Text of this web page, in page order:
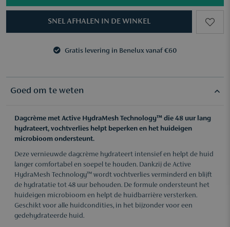
SNEL AFHALEN IN DE WINKEL
Gratis levering in Benelux vanaf €60
Goed om te weten
Dagcrème met Active HydraMesh Technology™ die 48 uur lang
hydrateert, vochtverlies helpt beperken en het huideigen
microbioom ondersteunt.
Deze vernieuwde dagcrème hydrateert intensief en helpt de huid
langer comfortabel en soepel te houden. Dankzij de Active
HydraMesh Technology™ wordt vochtverlies verminderd en blijft
de hydratatie tot 48 uur behouden. De formule ondersteunt het
huideigen microbioom en helpt de huidbarrière versterken.
Geschikt voor alle huidcondities, in het bijzonder voor een
gedehydrateerde huid.